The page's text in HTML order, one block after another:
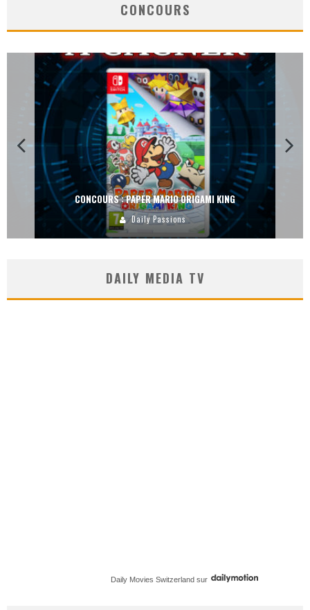
CONCOURS
CONCOURS : PAPER MARIO ORIGAMI KING
Daily Passions
DAILY MEDIA TV
Daily Movies Switzerland sur